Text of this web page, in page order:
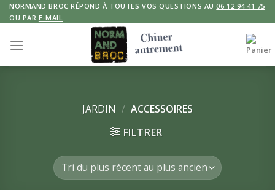
Skip
to
NORMAND BROC RÉPOND À TOUTES VOS QUESTIONS AU06 12 94 41 75
OU PAR E-MAIL
JARDIN / ACCESSOIRES
FILTRER